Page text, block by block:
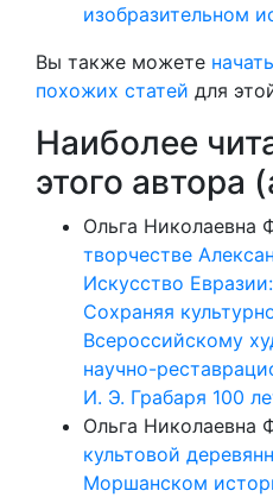
изобразительном
Вы также можете
похожих статей для
Наиболее
этого автора
Ольга Николаевна
творчестве
Искусство
Сохраняя
Всероссийскому
научно-
И. Э. Грабаря 100
Ольга Николаевна
культовой
Моршанском